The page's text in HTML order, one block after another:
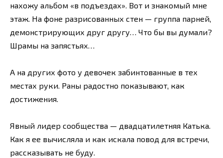
нахожу альбом «в подъездах». Вот и знакомый мне
этаж. На фоне разрисованных стен — группа парней,
демонстрирующих друг другу… Что бы вы думали?
Шрамы на запястьях…
А на других фото у девочек забинтованные в тех
местах руки. Раны радостно показывают, как
достижения.
Явный лидер сообщества — двадцатилетняя Катька.
Как я ее вычисляла и как искала повод для встречи,
рассказывать не буду.